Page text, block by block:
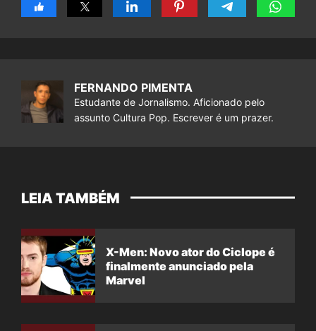
FERNANDO PIMENTA
Estudante de Jornalismo. Aficionado pelo
assunto Cultura Pop. Escrever é um prazer.
LEIA TAMBÉM
X-Men: Novo ator do Ciclope é
finalmente anunciado pela
Marvel